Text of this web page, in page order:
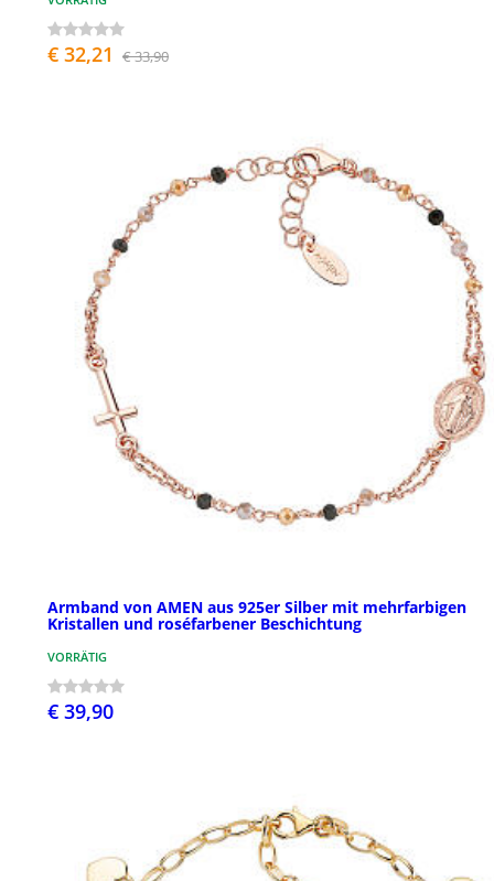
€ 32,21 € 33,90
Armband von AMEN aus 925er Silber mit mehrfarbigen
Kristallen und roséfarbener Beschichtung
VORRÄTIG
€ 39,90